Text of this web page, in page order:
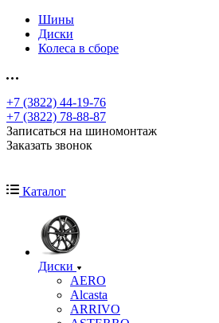
Шины
Диски
Колеса в сборе
+7 (3822) 44-19-76
+7 (3822) 78-88-87
Записаться на шиномонтаж
Заказать звонок
Каталог
Диски
AERO
Alcasta
ARRIVO